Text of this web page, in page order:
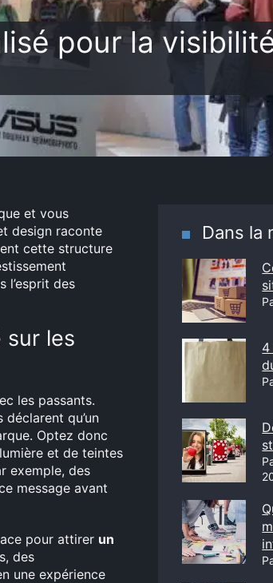
pour la
et vous
design raconte
cette structure
l’esprit des
sur les
les passants.
qu’un
Optez donc
et de teintes
exemple, des
message avant
pour attirer un
des
une expérience
Dans la
4